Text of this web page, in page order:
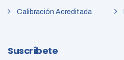
Calibración Acreditada
Suscríbete